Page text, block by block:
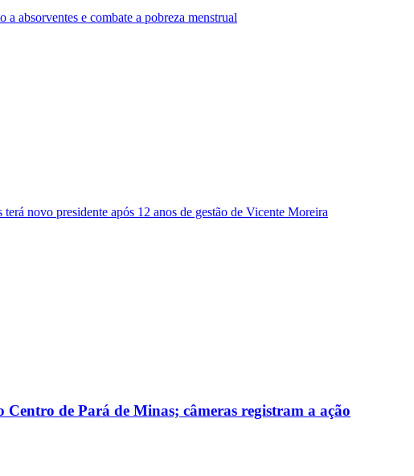
absorventes e combate a pobreza menstrual
novo presidente após 12 anos de gestão de Vicente Moreira
de Pará de Minas; câmeras registram a ação